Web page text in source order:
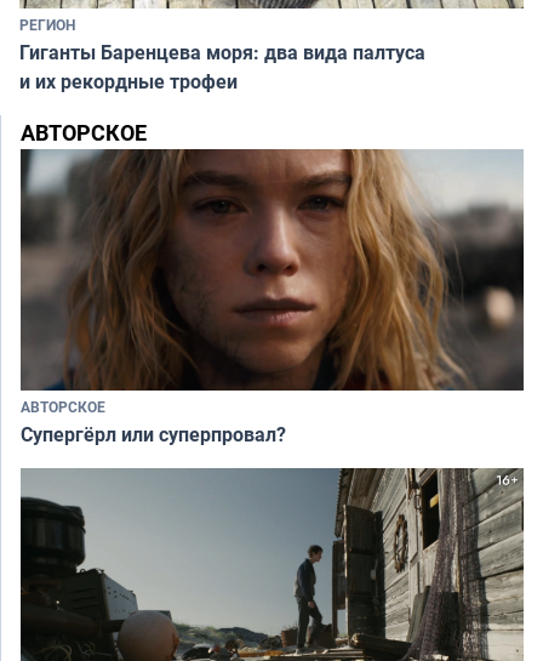
РЕГИОН
Гиганты Баренцева моря: два вида палтуса
и их рекордные трофеи
АВТОРСКОЕ
АВТОРСКОЕ
Супергёрл или суперпровал?